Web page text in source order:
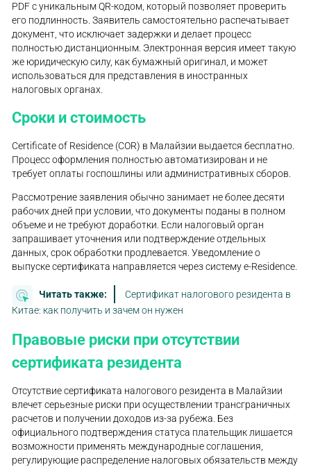
PDF с уникальным QR-кодом, который позволяет проверить
его подлинность. Заявитель самостоятельно распечатывает
документ, что исключает задержки и делает процесс
полностью дистанционным. Электронная версия имеет такую
же юридическую силу, как бумажный оригинал, и может
использоваться для представления в иностранных
налоговых органах.
Сроки и стоимость
Certificate of Residence (COR) в Малайзии выдается бесплатно.
Процесс оформления полностью автоматизирован и не
требует оплаты госпошлины или административных сборов.
Рассмотрение заявления обычно занимает не более десяти
рабочих дней при условии, что документы поданы в полном
объеме и не требуют доработки. Если налоговый орган
запрашивает уточнения или подтверждение отдельных
данных, срок обработки продлевается. Уведомление о
выпуске сертификата направляется через систему e-Residence.
Читать также:
Сертификат налогового резидента в
Китае: как получить и зачем он нужен
Правовые риски при отсутствии
сертификата резидента
Отсутствие сертификата налогового резидента в Малайзии
влечет серьезные риски при осуществлении трансграничных
расчетов и получении доходов из-за рубежа. Без
официального подтверждения статуса плательщик лишается
возможности применять международные соглашения,
регулирующие распределение налоговых обязательств между